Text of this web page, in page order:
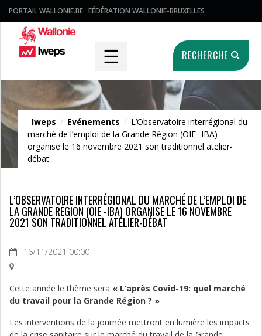
PORTAIL WALLONIE.BE FÉDÉRATION WALLONIE-BRUXELLES
☰ RECHERCHE
Evénements
Iweps / Evénements / L’Observatoire interrégional du
marché de l’emploi de la Grande Région (OIE -IBA)
organise le 16 novembre 2021 son traditionnel atelier-
débat
L’OBSERVATOIRE INTERRÉGIONAL DU MARCHÉ DE L’EMPLOI DE
LA GRANDE RÉGION (OIE -IBA) ORGANISE LE 16 NOVEMBRE
2021 SON TRADITIONNEL ATELIER-DÉBAT
16/11/2021 00:00
Cette année le thème sera « L’après Covid-19: quel marché
du travail pour la Grande Région ? »
Les interventions de la journée mettront en lumière les impacts